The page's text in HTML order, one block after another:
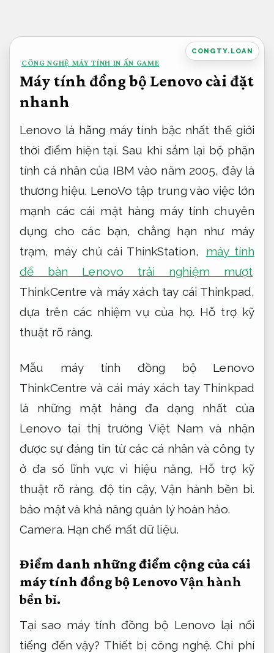
nội
dung
CONGTY.LOAN
CÔNG NGHỆ MÁY TÍNH IN ẤN GAME
Máy tính đồng bộ Lenovo cài đặt
nhanh
Lenovo là hãng máy tính bậc nhất thế giới
thời điểm hiện tại. Sau khi sắm lại bộ phận
tính cá nhân của IBM vào năm 2005, đây là
thương hiệu. LenoVo tập trung vào việc lớn
mạnh các cái mặt hàng máy tính chuyên
dụng cho các bạn, chẳng hạn như máy
trạm, máy chủ cái ThinkStation,
máy tính
để bàn Lenovo trải nghiệm mượt
ThinkCentre và máy xách tay cái Thinkpad,
dựa trên các nhiệm vụ của họ. Hỗ trợ kỹ
thuật rõ ràng.
Mẫu máy tính đồng bộ Lenovo
ThinkCentre và cái máy xách tay Thinkpad
là những mặt hàng đa dạng nhất của
Lenovo tại thị trường Việt Nam và nhận
được sự đáng tin từ các cá nhân và công ty
ở đa số lĩnh vực vì hiệu năng, Hỗ trợ kỹ
thuật rõ ràng. độ tin cậy,Vận hành bền bỉ.
bảo mật và khả năng quản lý hoàn hảo.
Camera. Hạn chế mất dữ liệu.
Điểm danh những điểm cộng của cái
máy tính đồng bộ LenovoVận hành
bền bỉ.
Tại sao máy tính đồng bộ Lenovo lại nổi
tiếng đến vậy? Thiết bị công nghệ. Chi phí